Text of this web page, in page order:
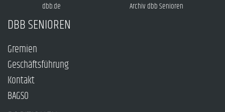
dbb.de Archiv dbb Senioren
DBB SENIOREN
Gremien
Geschäftsführung
Kontakt
BAGSO